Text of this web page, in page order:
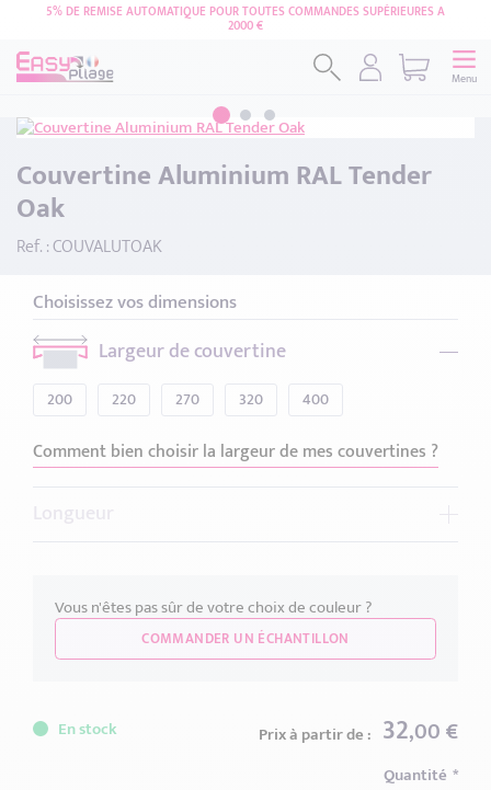
5% DE REMISE AUTOMATIQUE POUR TOUTES COMMANDES SUPÉRIEURES A
2000 €
Menu
Couvertine Aluminium RAL Tender
Oak
Ref. : COUVALUTOAK
Choisissez vos dimensions
Largeur de couvertine
200 220 270 320 400
Comment bien choisir la largeur de mes couvertines ?
Comment choisir la bonne longueur ?
Vous n'êtes pas sûr de votre choix de couleur ?
COMMANDER UN ÉCHANTILLON
En stock Prix à partir de : 32,00 €
Quantité